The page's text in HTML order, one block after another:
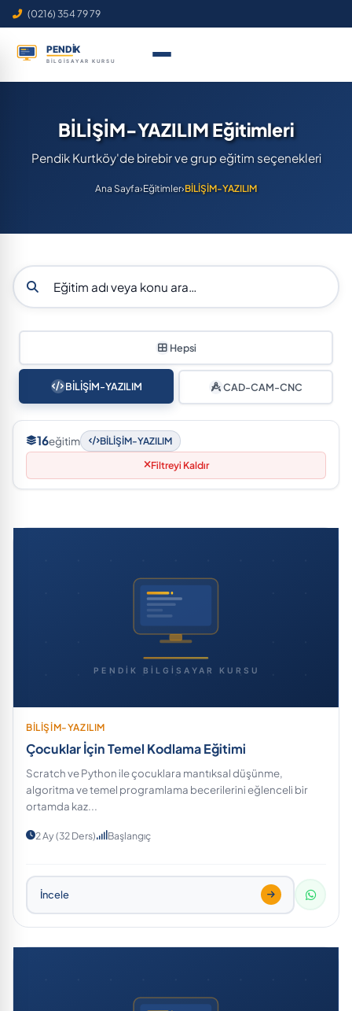
(0216) 354 79 79
BİLİŞİM-YAZILIM Eğitimleri
Pendik Kurtköy'de birebir ve grup eğitim seçenekleri
Ana Sayfa›Eğitimler›BİLİŞİM-YAZILIM
Hepsi
BİLİŞİM-YAZILIM CAD-CAM-CNC
16eğitim BİLİŞİM-YAZILIM
Filtreyi Kaldır
BİLİŞİM-YAZILIM
Çocuklar İçin Temel Kodlama Eğitimi
Scratch ve Python ile çocuklara mantıksal düşünme,
algoritma ve temel programlama becerilerini eğlenceli bir
ortamda kaz...
2 Ay (32 Ders) Başlangıç
İncele